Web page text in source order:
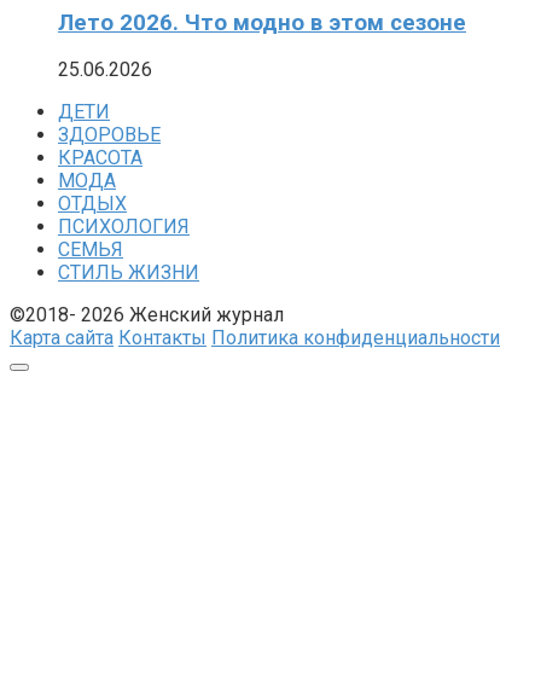
Лето 2026. Что модно в этом сезоне
25.06.2026
ДЕТИ
ЗДОРОВЬЕ
КРАСОТА
МОДА
ОТДЫХ
ПСИХОЛОГИЯ
СЕМЬЯ
СТИЛЬ ЖИЗНИ
©2018- 2026 Женский журнал
Карта сайта Контакты Политика конфиденциальности